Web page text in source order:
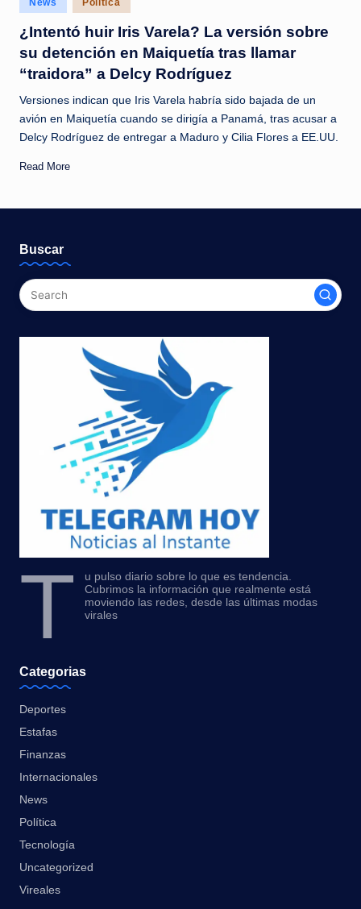
c
i
a
a
l
i
t
a
n
in
News Política
¿Intentó huir Iris Varela? La versión sobre
su detención en Maiquetía tras llamar
“traidora” a Delcy Rodríguez
Versiones indican que Iris Varela habría sido bajada de un
avión en Maiquetía cuando se dirigía a Panamá, tras acusar a
Delcy Rodríguez de entregar a Maduro y Cilia Flores a EE.UU.
Read More
Buscar
T
u pulso diario sobre lo que es tendencia.
Cubrimos la información que realmente está
moviendo las redes, desde las últimas modas
virales
Categorias
Deportes
Estafas
Finanzas
Internacionales
News
Política
Tecnología
Uncategorized
Vireales